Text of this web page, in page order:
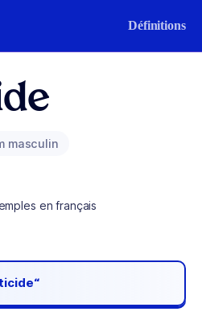
Définitions
masculin
en français